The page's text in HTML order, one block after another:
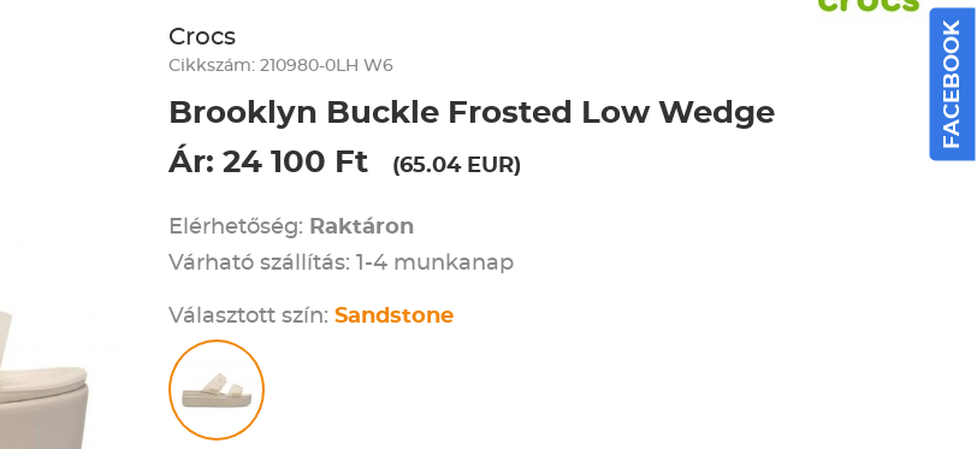
Crocs
Cikkszám: 210980-0LH W6
Brooklyn Buckle Frosted Low Wedge
Ár: 24 100 Ft
(65.04 EUR)
Elérhetőség: Raktáron
Várható szállítás: 1-4 munkanap
Választott szín: Sandstone
FACEBOOK